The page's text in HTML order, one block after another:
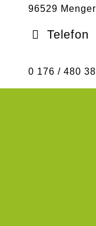
96529
Telefon
0 176 / 480